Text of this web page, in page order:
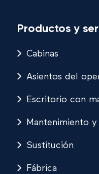
Productos y
Cabinas
Asientos del
Escritorio con
Mantenimiento y
Sustitución
Fábrica